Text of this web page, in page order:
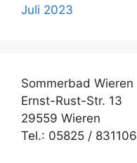
Juli 2023
Sommerbad Wieren
Ernst-Rust-Str. 13
29559 Wieren
Tel.: 05825 / 831106